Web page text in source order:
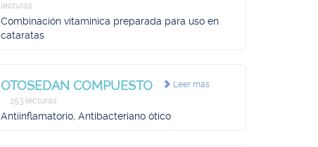
lecturas
Combinación vitamínica preparada para uso en
cataratas
Leer más
OTOSEDAN COMPUESTO
253 lecturas
Antiinflamatorio, Antibacteriano ótico